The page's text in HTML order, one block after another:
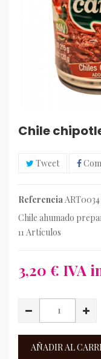
Chile
Tweet
Referencia ART0034
Chile ahumado
11 Artículos
3,20 € IVA
AÑADIR AL